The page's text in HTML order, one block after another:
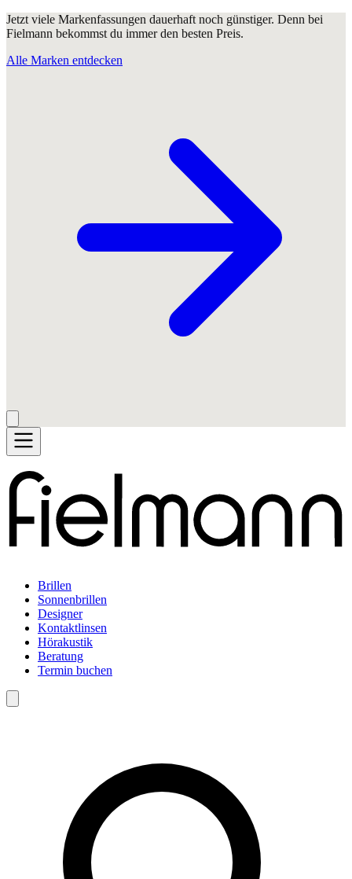
Jetzt viele Markenfassungen dauerhaft noch günstiger. Denn bei
Fielmann bekommst du immer den besten Preis.
Alle Marken entdecken
Brillen
Sonnenbrillen
Designer
Kontaktlinsen
Hörakustik
Beratung
Termin buchen